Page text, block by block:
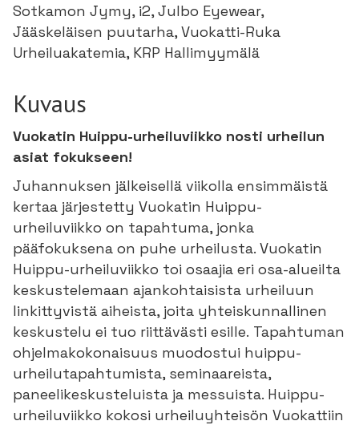
Sotkamon Jymy, i2, Julbo Eyewear,
Jääskeläisen puutarha, Vuokatti-Ruka
Urheiluakatemia, KRP Hallimyymälä
Kuvaus
Vuokatin Huippu-urheiluviikko nosti urheilun
asiat fokukseen!
Juhannuksen jälkeisellä viikolla ensimmäistä
kertaa järjestetty Vuokatin Huippu-
urheiluviikko on tapahtuma, jonka
pääfokuksena on puhe urheilusta. Vuokatin
Huippu-urheiluviikko toi osaajia eri osa-alueilta
keskustelemaan ajankohtaisista urheiluun
linkittyvistä aiheista, joita yhteiskunnallinen
keskustelu ei tuo riittävästi esille. Tapahtuman
ohjelmakokonaisuus muodostui huippu-
urheilutapahtumista, seminaareista,
paneelikeskusteluista ja messuista. Huippu-
urheiluviikko kokosi urheiluyhteisön Vuokattiin